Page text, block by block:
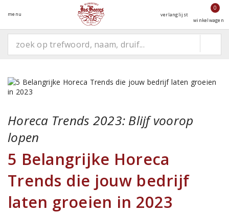
menu verlanglijst
0
winkelwagen
Horeca Trends 2023: Blijf voorop
lopen
5 Belangrijke Horeca
Trends die jouw bedrijf
laten groeien in 2023